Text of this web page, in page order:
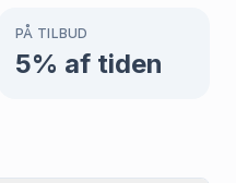
PÅ TILBUD
5% af tiden